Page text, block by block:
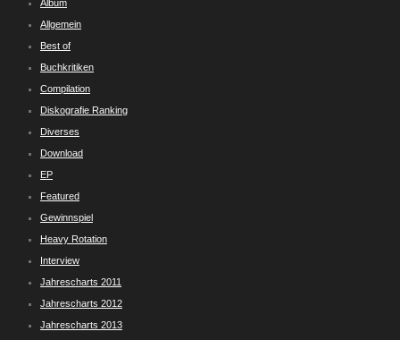
Album
Allgemein
Best of
Buchkritiken
Compilation
Diskografie Ranking
Diverses
Download
EP
Featured
Gewinnspiel
Heavy Rotation
Interview
Jahrescharts 2011
Jahrescharts 2012
Jahrescharts 2013